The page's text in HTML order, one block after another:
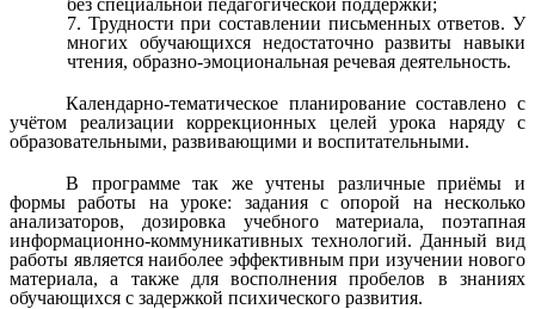
без специальной педагогической поддержки;
Трудности при составлении письменных ответов. У
многих обучающихся недостаточно развиты навыки
чтения, образно-эмоциональная речевая деятельность.
Календарно-тематическое планирование составлено с
учётом реализации коррекционных целей урока наряду с
образовательными, развивающими и воспитательными.
В программе так же учтены различные приёмы и
формы работы на уроке: задания с опорой на несколько
анализаторов, дозировка учебного материала, поэтапная
информационно-коммуникативных технологий. Данный вид
работы является наиболее эффективным при изучении нового
материала, а также для восполнения пробелов в знаниях
обучающихся с задержкой психического развития.